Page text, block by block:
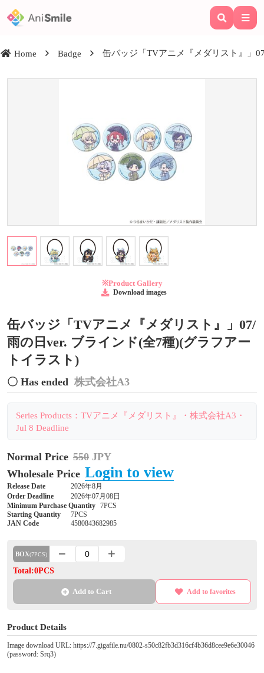
Home Badge 缶バッジ「TVアニメ『メダリスト』」
※Product Gallery
Download images
缶バッジ「TVアニメ『メダリスト』」07/
雨の日ver. ブラインド(全7種)(グラフアー
トイラスト)
〇 Has ended 株式会社A3
Series Products：TVアニメ『メダリスト』・株式会社A3・
Jul 8 Deadline
Normal Price 550 JPY
Wholesale Price Login to view
Release Date
2026年8月
Order Deadline
2026年07月08日
Minimum Purchase Quantity 7PCS
Starting Quantity
7PCS
JAN Code
4580843682985
BOX(7PCS)
Total:0PCS
Add to Cart Add to favorites
Product Details
Image download URL: https://7.gigafile.nu/0802-s50c82fb3d316cf4b36d8cee9e6e30046
(password: Srq3)